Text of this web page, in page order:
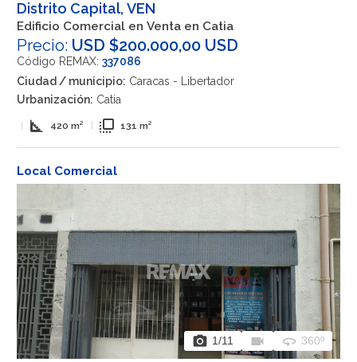
Distrito Capital, VEN
Edificio Comercial en Venta en Catia
Precio: USD $200.000,00 USD
Código REMAX: 337086
Ciudad / municipio: Caracas - Libertador
Urbanización: Catia
square_foot 420 m² flip_to_front 131 m²
Local Comercial
photo_camera 1/11 videocam 360 360º